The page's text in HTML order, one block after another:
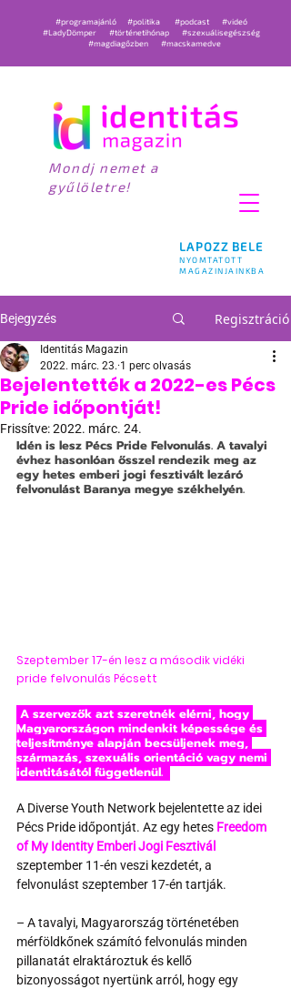
LAPOZZ BELE
NYOMTATOTT
MAGAZINJAINKBA
#programajánló #politika #podcast
#videó
#LadyDömper
#történetihónap
#szexuálisegészség
#magdiagőzben
#macskamedve
Mondj nemet a
gyűlöletre!
Bejegyzés Regisztráció
Bejelentették a 2022-es Pécs
Pride időpontját!
Identitás Magazin
2022. márc. 23. 1 perc olvasás
Frissítve:2022. márc. 24.
Idén is lesz Pécs Pride Felvonulás. A tavalyi
évhez hasonlóan ősszel rendezik meg az
egy hetes emberi jogi fesztivált lezáró
felvonulást Baranya megye székhelyén.
Szeptember 17-én lesz a második vidéki
pride felvonulás Pécsett
Magyarországon mindenkit képessége és
teljesítménye alapján becsüljenek meg,
származás, szexuális orientáció vagy nemi
identitásától függetlenül.
A Diverse Youth Network bejelentette az idei
Pécs Pride időpontját. Az egy hetes Freedom
of My Identity Emberi Jogi Fesztivál
szeptember 11-én veszi kezdetét, a
felvonulást szeptember 17-én tartják.
– A tavalyi, Magyarország történetében
mérföldkőnek számító felvonulás minden
pillanatát elraktároztuk és kellő
bizonyosságot nyertünk arról, hogy egy